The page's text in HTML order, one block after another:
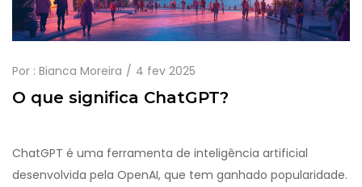
Por : Bianca Moreira 4 fev 2025
O que significa ChatGPT?
ChatGPT é uma ferramenta de inteligência artificial
desenvolvida pela OpenAI, que tem ganhado popularidade.